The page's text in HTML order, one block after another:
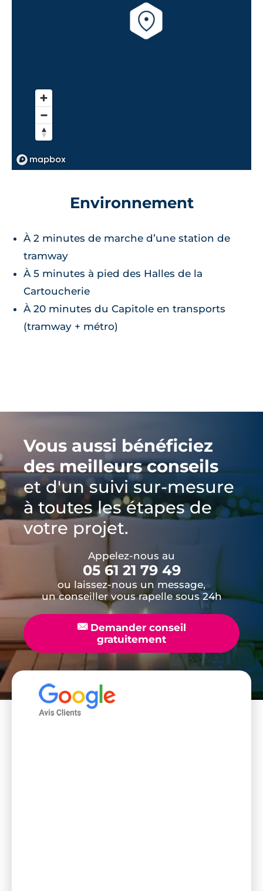
Environnement
À 2 minutes de marche d’une station de
tramway
À 5 minutes à pied des Halles de la
Cartoucherie
À 20 minutes du Capitole en transports
(tramway + métro)
Vous aussi bénéficiez
des meilleurs conseils
et d'un suivi sur-mesure
à toutes les étapes de
votre projet.
Appelez-nous au
05 61 21 79 49
ou laissez-nous un message,
un conseiller vous rapelle sous 24h
📧Demander conseil
gratuitement